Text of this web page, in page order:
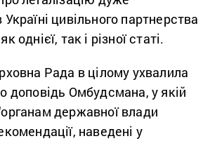
цивільного партнерства
однієї, так і різної статі.
Рада в цілому ухвалила
доповідь Омбудсмана, у якій
державної влади
наведені у